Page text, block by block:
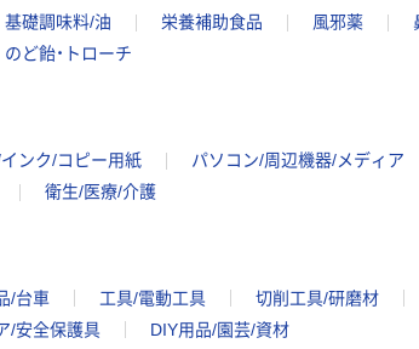
基礎調味料/油 栄養補助食品 風邪薬
のど飴・トローチ
インク/コピー用紙 パソコン/周辺機器/メディア
衛生/医療/介護
/台車 工具/電動工具 切削工具/研磨材
/安全保護具 DIY用品/園芸/資材